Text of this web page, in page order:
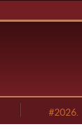
#2026.